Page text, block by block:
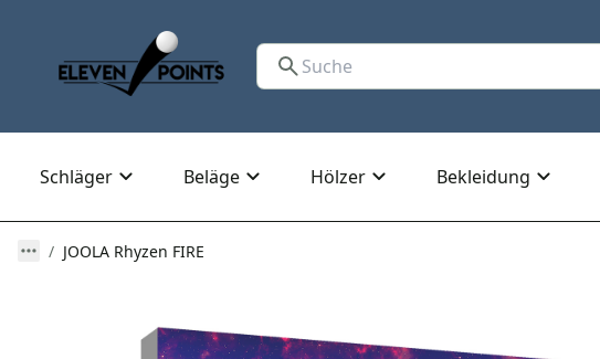
Schläger Beläge Hölzer Bekleidung
JOOLA Rhyzen FIRE